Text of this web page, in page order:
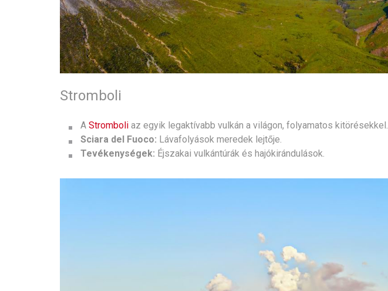
Stromboli
A Stromboli az egyik legaktívabb vulkán a világon, folyamatos kitörésekkel.
Sciara del Fuoco: Lávafolyások meredek lejtője.
Tevékenységek: Éjszakai vulkántúrák és hajókirándulások.